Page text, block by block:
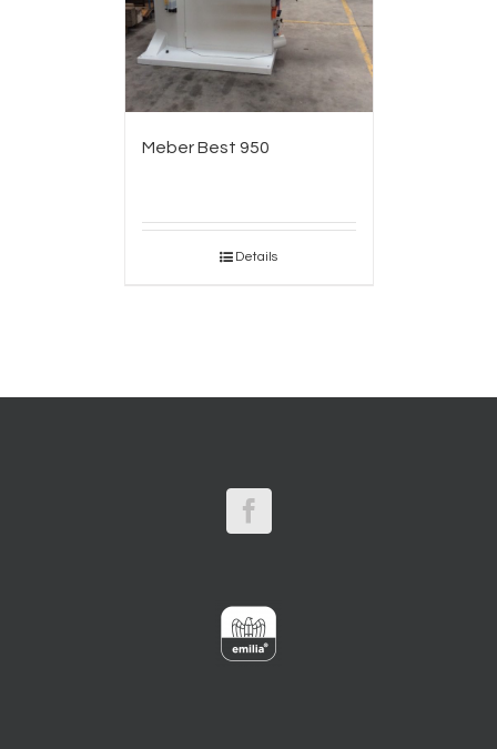
Meber Best 950
Details